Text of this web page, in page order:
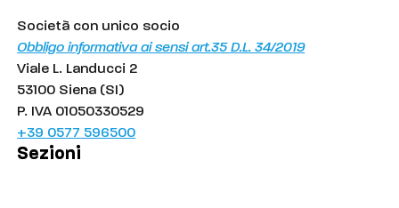
Società con unico socio
Obbligo informativa ai sensi art.35 D.L. 34/2019
Viale L. Landucci 2
53100 Siena (SI)
P. IVA 01050330529
+39 0577 596500
Sezioni